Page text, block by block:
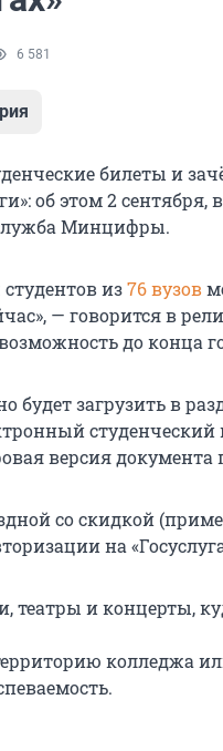
6 581
билеты и
об этом 2
Минцифры.
из76 вузов
— говорится в
до конца
загрузить в
студенческий
версия документа
со скидкой
на
театры и концерты,
колледжа